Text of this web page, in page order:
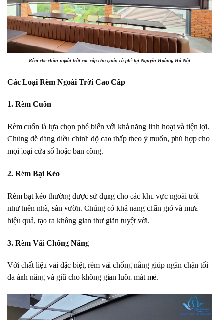
Rèm che chắn ngoài trời cao cấp cho quán cà phê tại Nguyễn Hoàng, Hà Nội
Các Loại Rèm Ngoài Trời Cao Cấp
1. Rèm Cuốn
Rèm cuốn là lựa chọn phổ biến với khả năng linh hoạt và tiện lợi.
Chúng dễ dàng điều chỉnh độ cao thấp theo ý muốn, phù hợp cho
mọi loại cửa sổ hoặc ban công.
2. Rèm Bạt Kéo
Rèm bạt kéo thường được sử dụng cho các khu vực ngoài trời
như hiên nhà, sân vườn. Chúng có khả năng chắn gió và mưa
hiệu quả, tạo ra không gian thư giãn tuyệt vời.
3. Rèm Vải Chống Nắng
Với chất liệu vải đặc biệt, rèm vải chống nắng giúp ngăn chặn tối
đa ánh nắng và giữ cho không gian luôn mát mẻ.